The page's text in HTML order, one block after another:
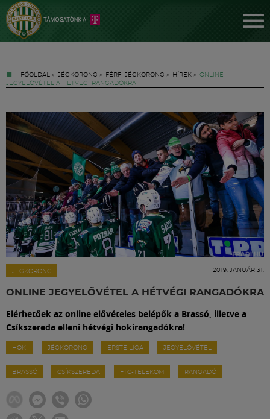
FŐOLDAL » JÉGKORONG » FÉRFI JÉGKORONG » HÍREK » ONLINE
JEGYELŐVÉTEL A HÉTVÉGI RANGADÓKRA
JÉGKORONG 2019. JANUÁR 31.
ONLINE JEGYELŐVÉTEL A HÉTVÉGI RANGADÓKRA
Elérhetőek az online elővételes belépők a Brassó, illetve a
Csíkszereda elleni hétvégi hokirangadókra!
HOKI JÉGKORONG ERSTE LIGA JEGYELŐVÉTEL
BRASSÓ CSÍKSZEREDA FTC-TELEKOM RANGADÓ
Jegyek
FM YouTube +
Hírek
Labdarúgás
Szakosztályok
Meccscenter
Klub